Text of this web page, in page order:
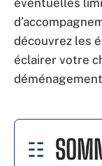
éventuelles
découvrez les
éclairer votre